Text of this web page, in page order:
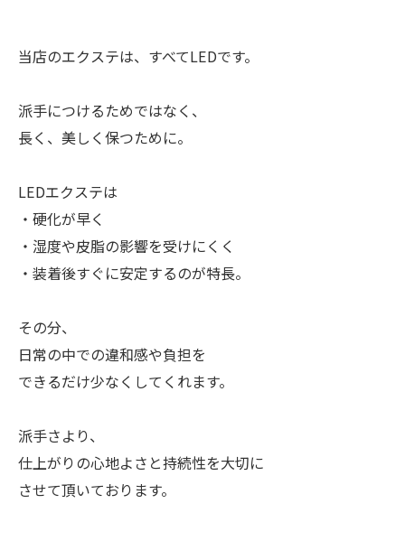
当店のエクステは、すべてLEDです。
派手につけるためではなく、
長く、美しく保つために。
LEDエクステは
・硬化が早く
・湿度や皮脂の影響を受けにくく
・装着後すぐに安定するのが特長。
その分、
日常の中での違和感や負担を
できるだけ少なくしてくれます。
派手さより、
仕上がりの心地よさと持続性を大切に
させて頂いております。